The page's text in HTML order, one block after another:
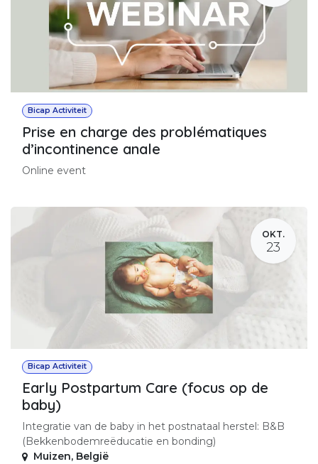
Bicap Activiteit
Prise en charge des problématiques
d’incontinence anale
Online event
OKT.
23
Bicap Activiteit
Early Postpartum Care (focus op de
baby)
Integratie van de baby in het postnataal herstel: B&B
(Bekkenbodemreëducatie en bonding)
Muizen, België